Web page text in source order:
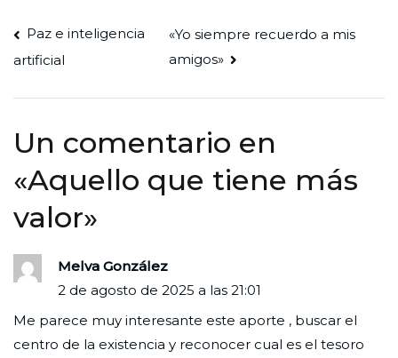
Navegación
de
Paz e inteligencia
artificial
«Yo siempre recuerdo a mis
amigos»
Un comentario en
«Aquello que tiene más
valor»
Melva González
2 de agosto de 2025 a las 21:01
Me parece muy interesante este aporte , buscar el
centro de la existencia y reconocer cual es el tesoro